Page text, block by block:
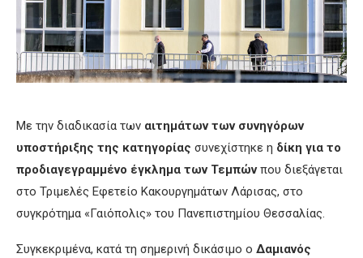
Με την διαδικασία των αιτημάτων των συνηγόρων
υποστήριξης της κατηγορίας συνεχίστηκε η δίκη για το
προδιαγεγραμμένο έγκλημα των Τεμπώνπου διεξάγεται
στο Τριμελές Εφετείο Κακουργημάτων Λάρισας, στο
συγκρότημα «Γαιόπολις» του Πανεπιστημίου Θεσσαλίας.
Συγκεκριμένα, κατά τη σημερινή δικάσιμο ο Δαμιανός